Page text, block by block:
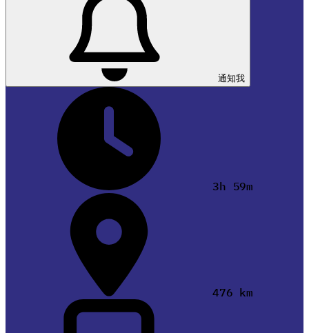
通知我
3h 59m
476 km